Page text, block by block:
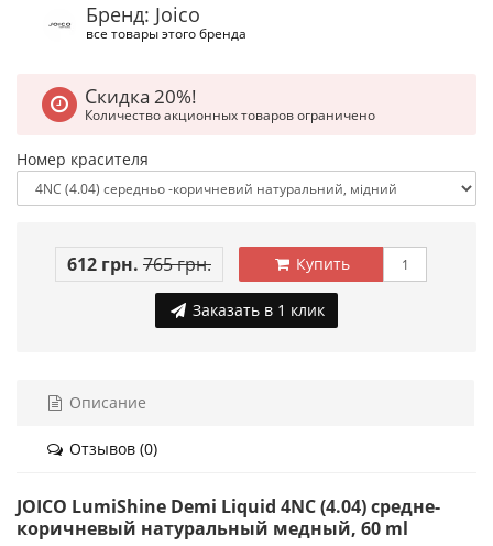
Бренд: Joico
все товары этого бренда
Скидка 20%!
Количество акционных товаров ограничено
Номер красителя
612 грн. 765 грн. Купить
Заказать в 1 клик
Описание
Отзывов (0)
JOICO LumiShine Demi Liquid 4NC (4.04) средне-
коричневый натуральный медный, 60 ml